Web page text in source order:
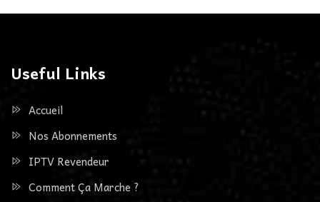
Useful Links
Accueil
Nos Abonnements
IPTV Revendeur
Comment Ça Marche ?